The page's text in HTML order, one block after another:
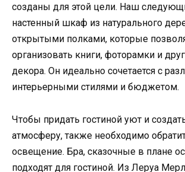
созданы для этой цели. Наш
настенный шкаф из натурального
открытыми полками, которые
организовать книги, фоторамки и
декора. Он идеально сочетается с
интерьерными стилями и бюджетом.
Чтобы придать гостиной уют и
атмосферу, также необходимо
освещение. Бра, сказочные в плане
подходят для гостиной. Из Леруа